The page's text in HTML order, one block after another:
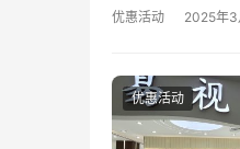
优惠活动 2025年3
优惠活动